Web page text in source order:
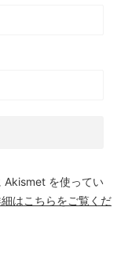
Akismet を使ってい
はこちらをご覧くだ